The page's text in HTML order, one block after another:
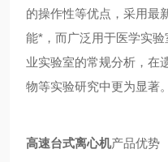
的操作性等优点，采用最
能*，而广泛用于医学实
业实验室的常规分析，在
物等实验研究中更为显著。
高速台式离心机产品优势